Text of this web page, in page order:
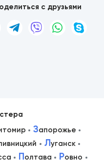
с друзьями
Запорожье
Луганск
Полтава Ровно